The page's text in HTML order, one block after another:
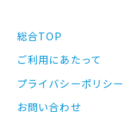
総合TOP
ご利用にあたって
プライバシーポリシー
お問い合わせ